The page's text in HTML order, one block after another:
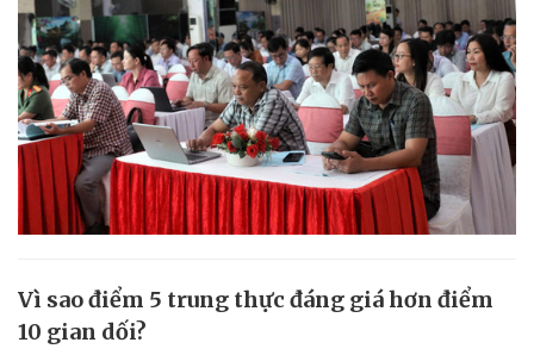
Vì sao điểm 5 trung thực đáng giá hơn điểm
10 gian dối?